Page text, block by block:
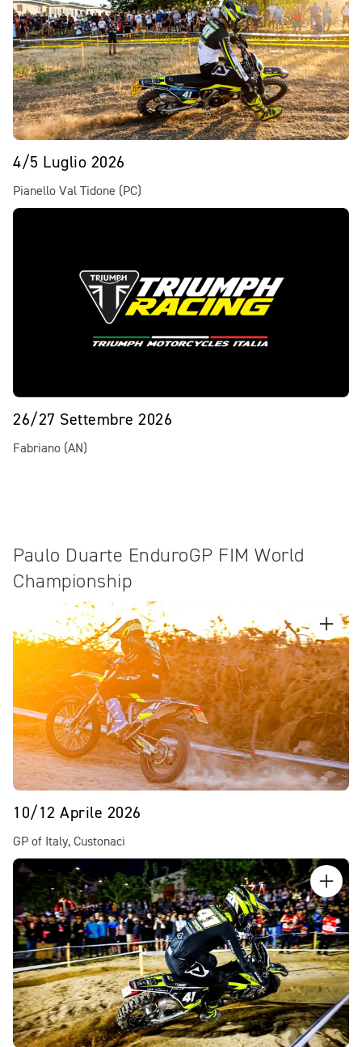
4/5 Luglio 2026
Pianello Val Tidone (PC)
26/27 Settembre 2026
Fabriano (AN)
Paulo Duarte EnduroGP FIM World
Championship
10/12 Aprile 2026
GP of Italy, Custonaci